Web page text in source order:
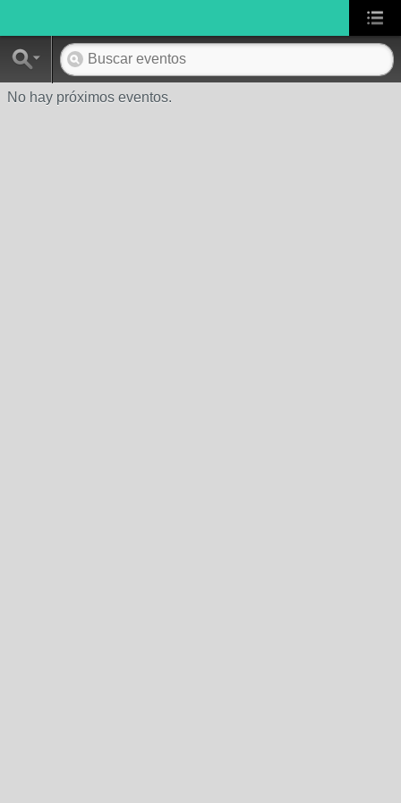
No hay próximos eventos.